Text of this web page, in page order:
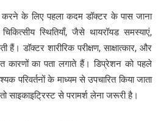
के लिए पहला कदम डॉक्टर के पास जाना
स्थितियाँ, जैसे थायरॉयड समस्याएं,
डॉक्टर शारीरिक परीक्षण, साक्षात्कार, और
कारणों का पता लगाते हैं। डिप्रेशन को पहले
परिवर्तनों के माध्यम से उपचारित किया जाता
साइकाइट्रिस्ट से परामर्श लेना जरूरी है।